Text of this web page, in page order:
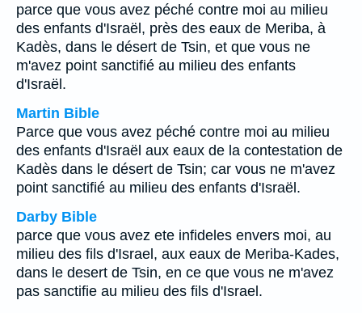
parce que vous avez péché contre moi au milieu
des enfants d'Israël, près des eaux de Meriba, à
Kadès, dans le désert de Tsin, et que vous ne
m'avez point sanctifié au milieu des enfants
d'Israël.
Martin Bible
Parce que vous avez péché contre moi au milieu
des enfants d'Israël aux eaux de la contestation de
Kadès dans le désert de Tsin; car vous ne m'avez
point sanctifié au milieu des enfants d'Israël.
Darby Bible
parce que vous avez ete infideles envers moi, au
milieu des fils d'Israel, aux eaux de Meriba-Kades,
dans le desert de Tsin, en ce que vous ne m'avez
pas sanctifie au milieu des fils d'Israel.